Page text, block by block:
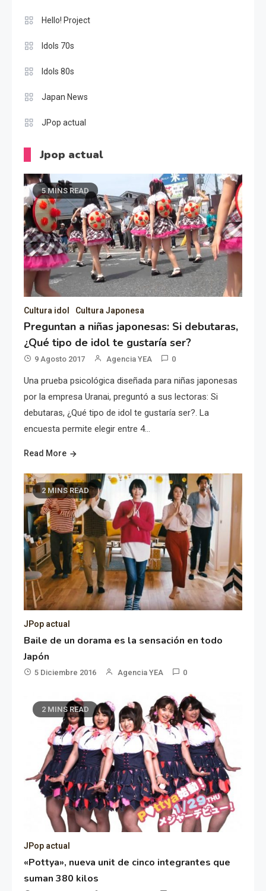
Hello! Project
Idols 70s
Idols 80s
Japan News
JPop actual
Jpop actual
5 MINS READ
Cultura idol Cultura Japonesa
Preguntan a niñas japonesas: Si debutaras,
¿Qué tipo de idol te gustaría ser?
9 Agosto 2017 Agencia YEA 0
Una prueba psicológica diseñada para niñas japonesas
por la empresa Uranai, preguntó a sus lectoras: Si
debutaras, ¿Qué tipo de idol te gustaría ser?. La
encuesta permite elegir entre 4…
Read More
2 MINS READ
JPop actual
Baile de un dorama es la sensación en todo
Japón
5 Diciembre 2016 Agencia YEA 0
2 MINS READ
JPop actual
«Pottya», nueva unit de cinco integrantes que
suman 380 kilos